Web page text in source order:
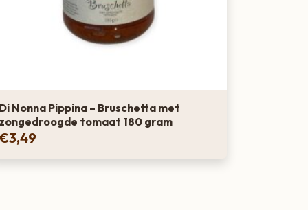
Di Nonna Pippina – Bruschetta met
zongedroogde tomaat 180 gram
3,49